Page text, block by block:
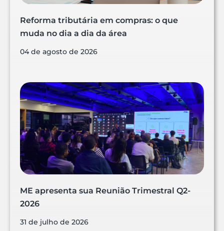
Reforma tributária em compras: o que
muda no dia a dia da área
04 de agosto de 2026
ME apresenta sua Reunião Trimestral Q2-
2026
31 de julho de 2026